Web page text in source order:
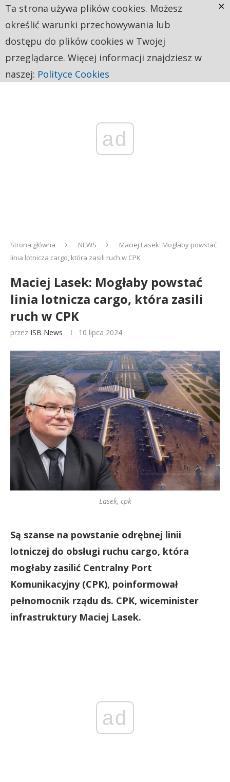
ad
Strona główna NEWS
Maciej Lasek: Mogłaby powstać
linia lotnicza cargo, która zasili ruch w CPK
Maciej Lasek: Mogłaby powstać
linia lotnicza cargo, która zasili
ruch w CPK
przez ISB News 10 lipca 2024
Lasek, cpk
Są szanse na powstanie odrębnej linii
lotniczej do obsługi ruchu cargo, która
mogłaby zasilić Centralny Port
Komunikacyjny (CPK), poinformował
pełnomocnik rządu ds. CPK, wiceminister
infrastruktury Maciej Lasek.
ad
Ta strona używa plików cookies. Możesz
określić warunki przechowywania lub
dostępu do plików cookies w Twojej
przeglądarce. Więcej informacji znajdziesz w
naszej: Polityce Cookies
×